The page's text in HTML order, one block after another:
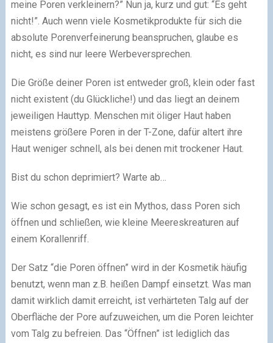
meine Poren verkleinern?” Nun ja, kurz und gut: “Es geht
nicht!”. Auch wenn viele Kosmetikprodukte für sich die
absolute Porenverfeinerung beanspruchen, glaube es
nicht, es sind nur leere Werbeversprechen.
Die Größe deiner Poren ist entweder groß, klein oder fast
nicht existent (du Glückliche!) und das liegt an deinem
jeweiligen Hauttyp. Menschen mit öliger Haut haben
meistens größere Poren in der T-Zone, dafür altert ihre
Haut weniger schnell, als bei denen mit trockener Haut.
Bist du schon deprimiert? Warte ab…
Wie schon gesagt, es ist ein Mythos, dass Poren sich
öffnen und schließen, wie kleine Meereskreaturen auf
einem Korallenriff.
Der Satz “die Poren öffnen” wird in der Kosmetik häufig
benutzt, wenn man z.B. heißen Dampf einsetzt. Was man
damit wirklich damit erreicht, ist verhärteten Talg auf der
Oberfläche der Pore aufzuweichen, um die Poren leichter
vom Talg zu befreien. Das “Öffnen” ist lediglich das